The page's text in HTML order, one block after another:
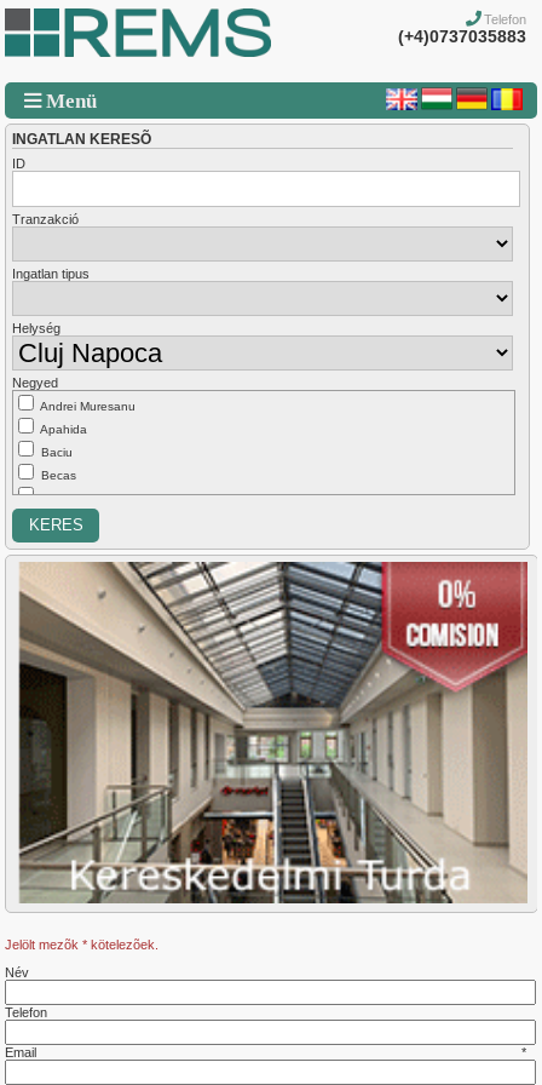
Telefon
(+4)0737035883
Menü
INGATLAN KERESÕ
ID
Tranzakció
Ingatlan tipus
Helység
Negyed
Andrei Muresanu
Apahida
Baciu
Becas
Borhanci
Bulgaria
Buna Ziua
Dambul Rotund
Exterior Est
Exterior Nord
Exterior Vest
Faget
Feleac
Floresti
Gara
Gheorgheni
Gilau
Grigorescu
Gruia
Hasdeu
Iris
Manastur
Jelölt mezõk* kötelezõek.
Név
Telefon
Email *